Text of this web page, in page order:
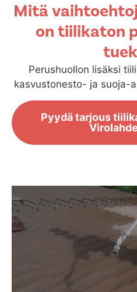
Mitä
on tiilikaton
Perushuollon lisäksi
kasvustonesto- ja suoja-
Pyydä tarjous